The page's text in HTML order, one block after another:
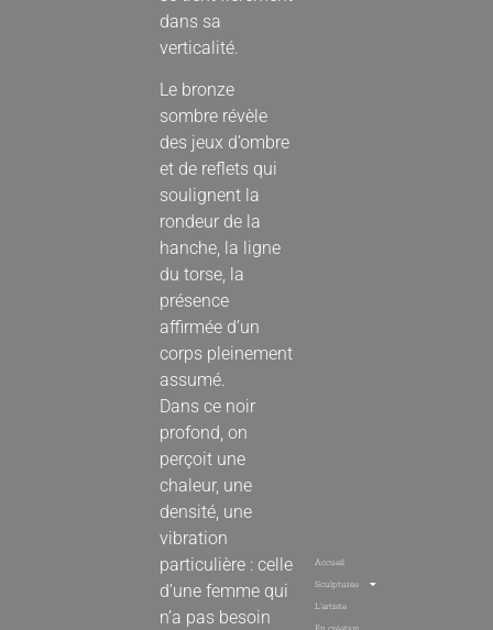
dans sa
verticalité.
Le bronze
sombre révèle
des jeux d’ombre
et de reflets qui
soulignent la
rondeur de la
hanche, la ligne
du torse, la
présence
affirmée d’un
corps pleinement
assumé.
Dans ce noir
profond, on
perçoit une
chaleur, une
densité, une
vibration
particulière : celle
d’une femme qui
n’a pas besoin
Accueil
Sculptures
L’artiste